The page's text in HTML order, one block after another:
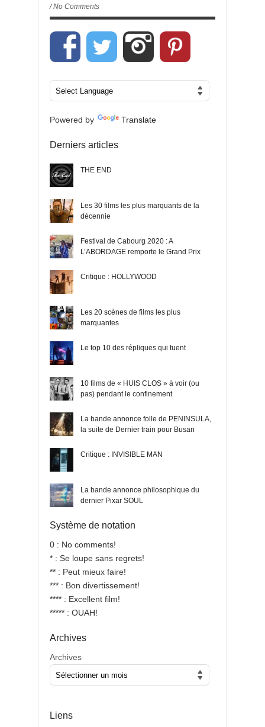
/ No Comments
Powered by Translate
Derniers articles
THE END
Les 30 films les plus marquants de la
décennie
Festival de Cabourg 2020 : A
L’ABORDAGE remporte le Grand Prix
Critique : HOLLYWOOD
Les 20 scènes de films les plus
marquantes
Le top 10 des répliques qui tuent
10 films de « HUIS CLOS » à voir (ou
pas) pendant le confinement
La bande annonce folle de PENINSULA,
la suite de Dernier train pour Busan
Critique : INVISIBLE MAN
La bande annonce philosophique du
dernier Pixar SOUL
Système de notation
0 : No comments!
* : Se loupe sans regrets!
** : Peut mieux faire!
*** : Bon divertissement!
**** : Excellent film!
***** : OUAH!
Archives
Archives
Liens